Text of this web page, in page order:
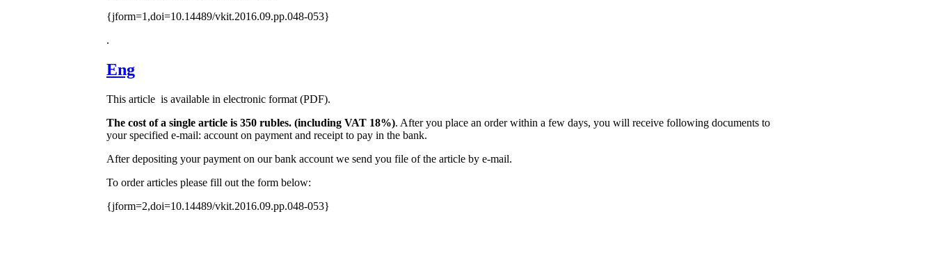
{jform=1,doi=10.14489/vkit.2016.09.pp.048-053}
.
Eng
This article is available in electronic format (PDF).
The cost of a single article is 350 rubles. (including VAT 18%). After you place an order within a few days, you will receive following documents to
your specified e-mail: account on payment and receipt to pay in the bank.
After depositing your payment on our bank account we send you file of the article by e-mail.
To order articles please fill out the form below:
{jform=2,doi=10.14489/vkit.2016.09.pp.048-053}